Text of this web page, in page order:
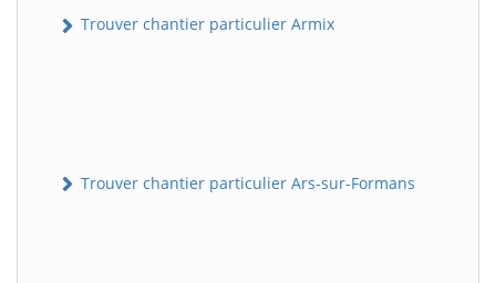
Trouver chantier particulier Armix
Trouver chantier particulier Ars-sur-Formans